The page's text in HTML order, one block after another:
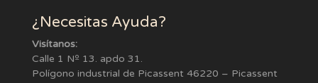
¿Necesitas Ayuda?
Visítanos:
Calle 1 Nº 13. apdo 31.
Polígono industrial de Picassent 46220 – Picassent